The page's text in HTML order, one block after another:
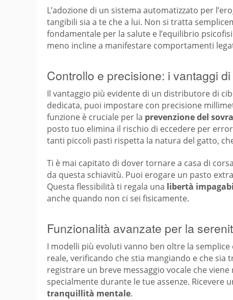
L’adozione di un sistema automatizzato per
tangibili sia a te che a lui. Non si tratta
fondamentale per la salute e l’equilibrio
meno incline a manifestare comportamenti
Controllo e precisione: i vantaggi
Il vantaggio più evidente di un distributore di
dedicata, puoi impostare con precisione
funzione è cruciale per la prevenzione del
posto tuo elimina il rischio di eccedere per
tanti piccoli pasti rispetta la natura del gatto,
Ti è mai capitato di dover tornare a casa di
da questa schiavitù. Puoi erogare un pasto
Questa flessibilità ti regala una libertà
anche quando non ci sei fisicamente.
Funzionalità avanzate per la
I modelli più evoluti vanno ben oltre la
reale, verificando che stia mangiando e che
registrare un breve messaggio vocale che
specialmente durante le tue assenze.
tranquillità mentale.